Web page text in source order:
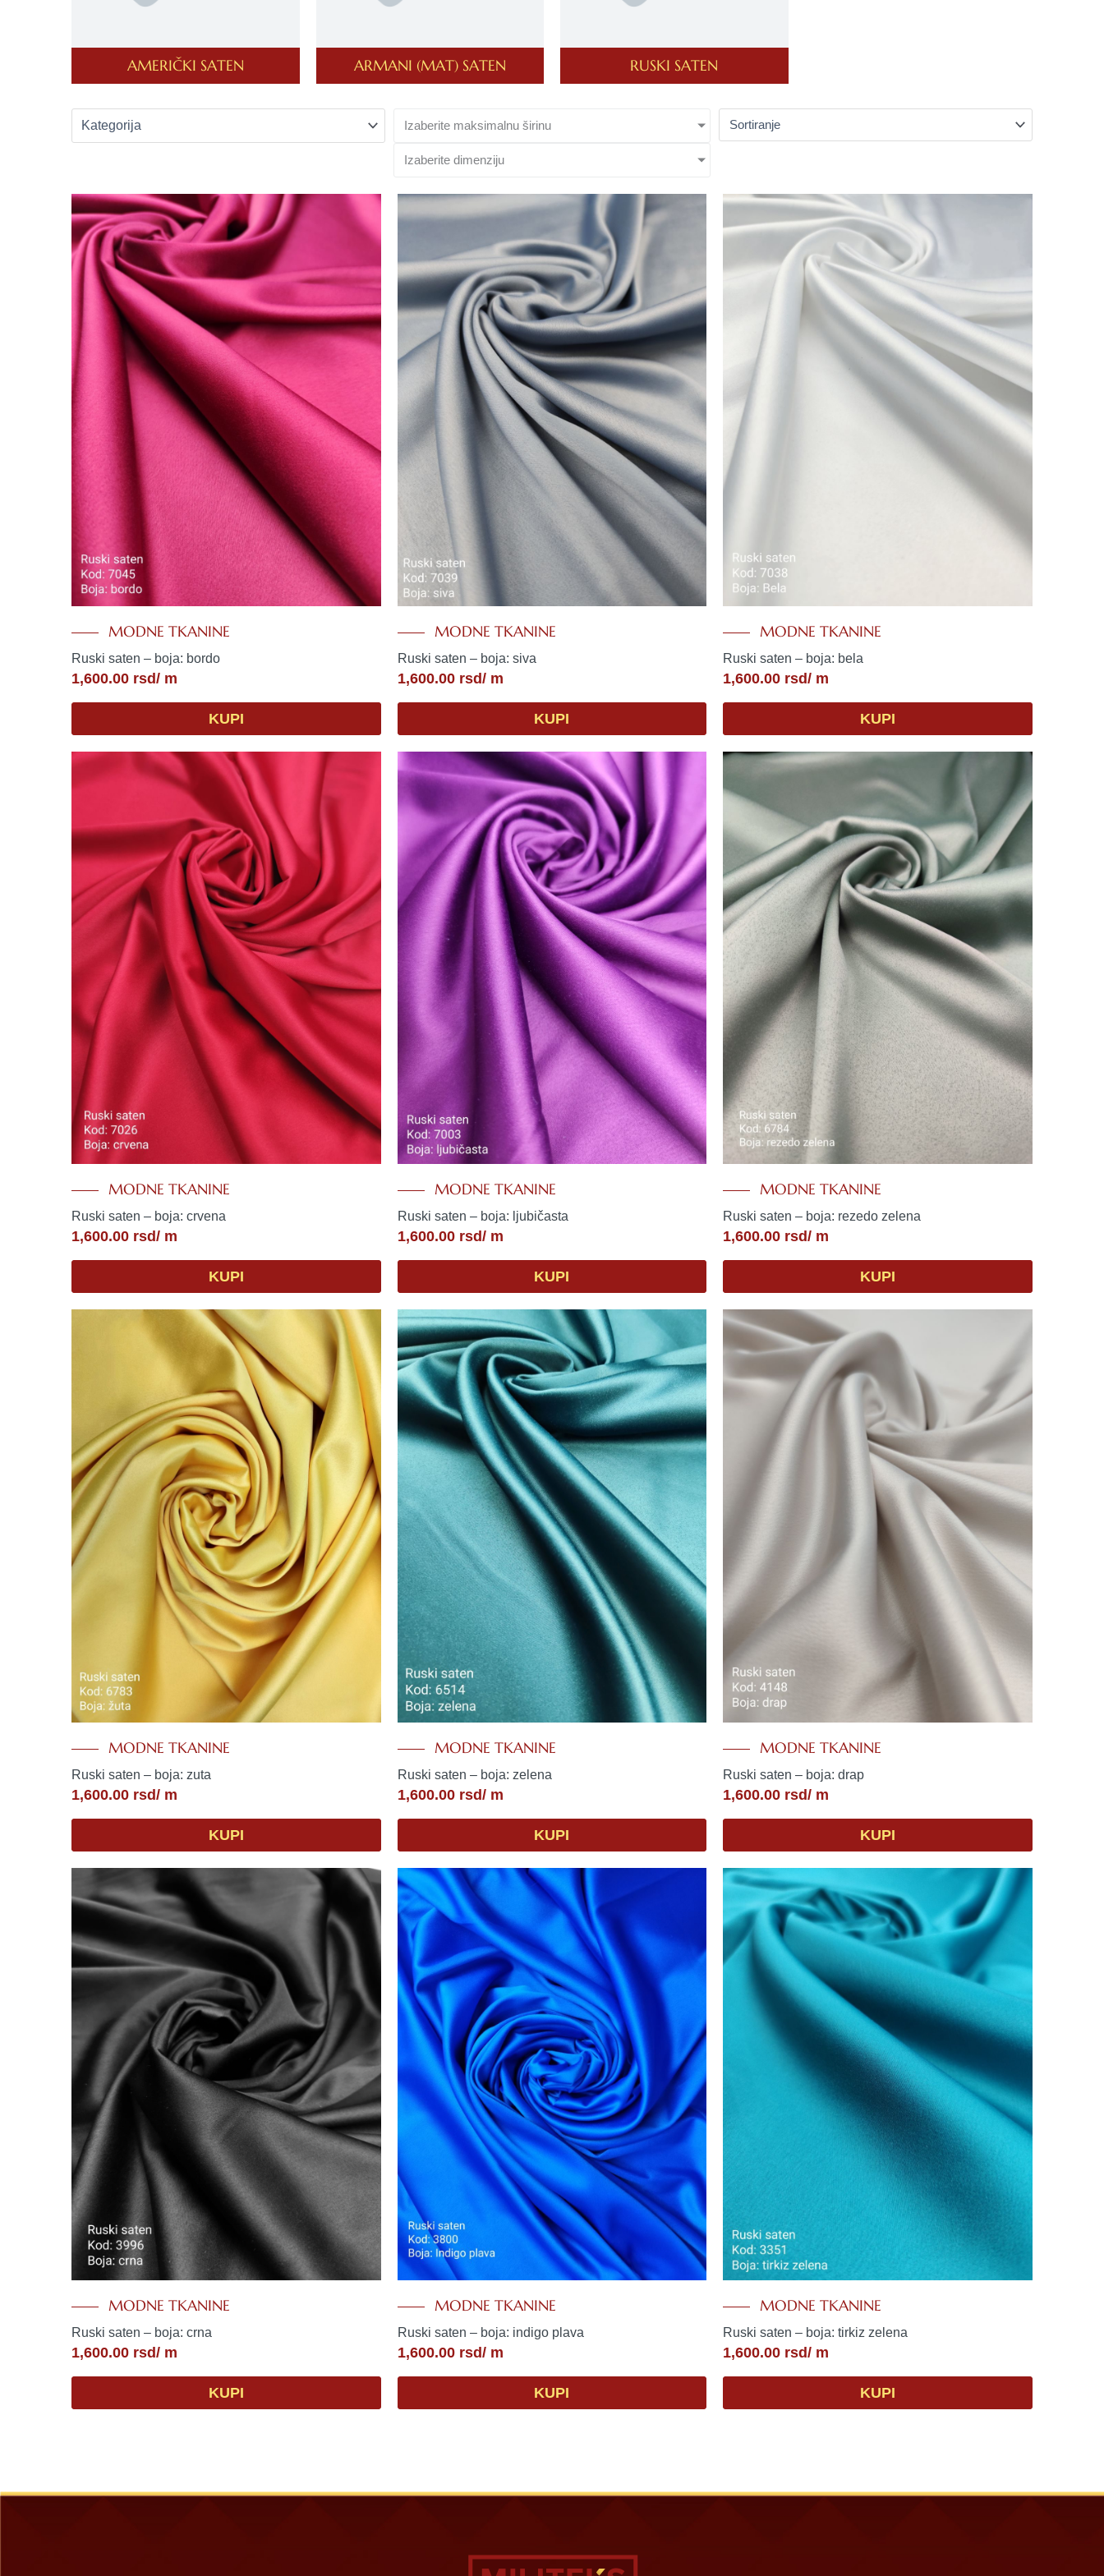
AMERIČKI SATEN ARMANI (MAT) SATEN RUSKI SATEN
Izaberite maksimalnu širinu
Izaberite dimenziju
MODNE TKANINE
Ruski saten – boja: bordo
1,600.00 rsd/ m
KUPI
MODNE TKANINE
Ruski saten – boja: siva
1,600.00rsd/ m
KUPI
MODNE TKANINE
Ruski saten – boja: bela
1,600.00 rsd/ m
KUPI
MODNE TKANINE
Ruski saten – boja: crvena
1,600.00 rsd/ m
KUPI
MODNE TKANINE
Ruski saten – boja: ljubičasta
1,600.00rsd/ m
KUPI
MODNE TKANINE
Ruski saten – boja: rezedo zelena
1,600.00 rsd/ m
KUPI
MODNE TKANINE
Ruski saten – boja: zuta
1,600.00 rsd/ m
KUPI
MODNE TKANINE
Ruski saten – boja: zelena
1,600.00rsd/ m
KUPI
MODNE TKANINE
Ruski saten – boja: drap
1,600.00 rsd/ m
KUPI
MODNE TKANINE
Ruski saten – boja: crna
1,600.00 rsd/ m
KUPI
MODNE TKANINE
Ruski saten – boja: indigo plava
1,600.00rsd/ m
KUPI
MODNE TKANINE
Ruski saten – boja: tirkiz zelena
1,600.00 rsd/ m
KUPI